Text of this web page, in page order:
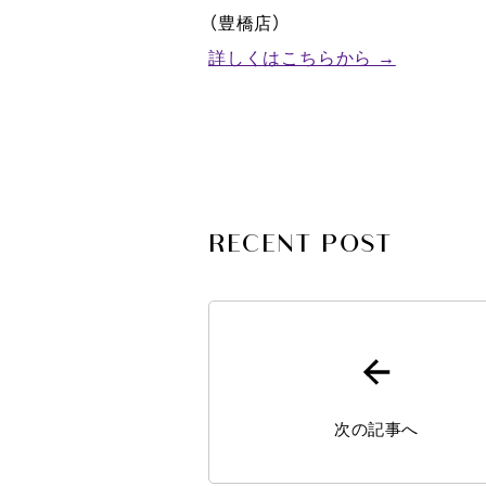
（豊橋店）
詳しくはこちらから →
RECENT POST
次の記事へ